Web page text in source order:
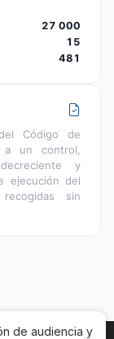
27 000
15
481
Código de
a un control,
y
ejecución del
sin
de audiencia y